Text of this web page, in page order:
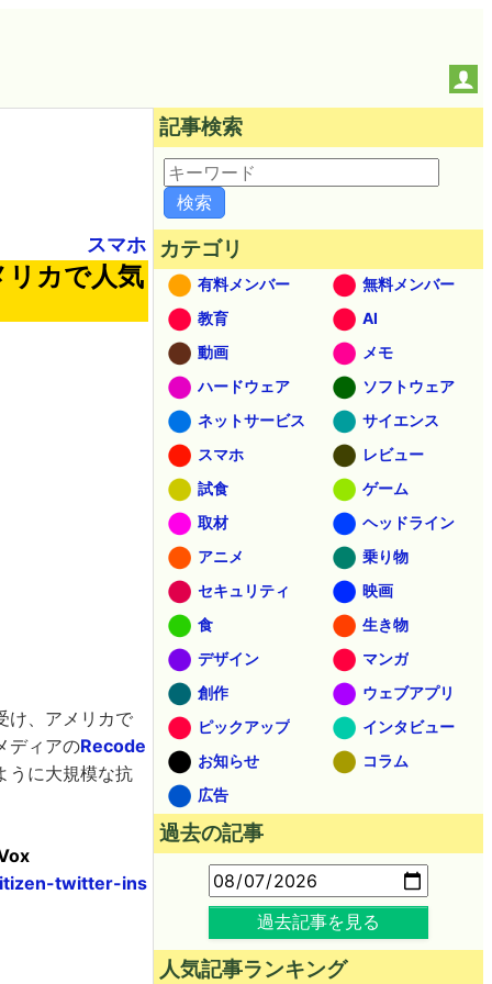
スマホ
リカで人気
け、アメリカで
ディアのRecode
うに大規模な抗
twitter-ins
記事検索
カテゴリ
有料メンバー
無料メンバー
教育
AI
動画
メモ
ハードウェア
ソフトウェア
ネットサービス
サイエンス
スマホ
レビュー
試食
ゲーム
取材
ヘッドライン
アニメ
乗り物
セキュリティ
映画
食
生き物
デザイン
マンガ
創作
ウェブアプリ
ピックアップ
インタビュー
お知らせ
コラム
広告
過去の記事
過去記事を見る
人気記事ランキング